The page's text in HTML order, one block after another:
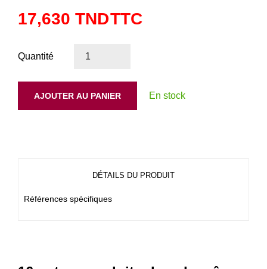
17,630 TNDTTC
Quantité
AJOUTER AU PANIER En stock
DÉTAILS DU PRODUIT
Références spécifiques